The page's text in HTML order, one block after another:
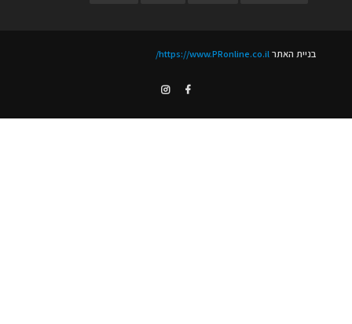
בניית האתרhttps://www.PRonline.co.il/